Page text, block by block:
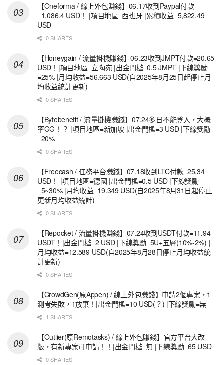
【Oneforma / 線上外包賺錢】06.17收到Paypal付款
=1,086.4 USD！ |項目地區=西班牙 |累積收益=5,822.49
USD
0 SHARES
【Honeygain / 流量掛機賺錢】06.23收到JMPT付款=20.65
USD！|項目地區=立陶宛 |出金門檻=0.5 JMPT |下線獎勵
=25% |月均收益=56.663 USD(自2025年8月25日起停止月
均收益統計更新)
0 SHARES
【Bytebenefit / 流量掛機賺錢】07.24多日不能登入，大概
率GG！？ |項目地區=新加坡 |出金門檻=3 USD |下線獎勵
=20%
0 SHARES
【Freecash / 任務平台賺錢】07.18收到LTC付款=25.34
USD！ |項目地區=德國 |出金門檻=0.5 USD |下線獎勵
=5~30% |月均收益=19.349 USD(自2025年8月31日起停止
更新月均收益統計)
0 SHARES
【Repocket / 流量掛機賺錢】07.24收到USDT付款=11.94
USDT！|出金門檻=2 USD |下線獎勵=5U+五層(10%-2%) |
月均收益=12.589 USD(自2025年8月28日停止月均收益統
計更新)
0 SHARES
【CrowdGen(原Appen) / 線上外包賺錢】申請2個專案，1
測考失敗，1放棄！|出金門檻=10 USD(？) |下線獎勵=無
1 SHARES
【Outlier(原Remotasks) / 線上外包賺錢】官方平台大改
版，有新專案可申請！！|出金門檻=無 |下線獎勵=65 USD
0 SHARES